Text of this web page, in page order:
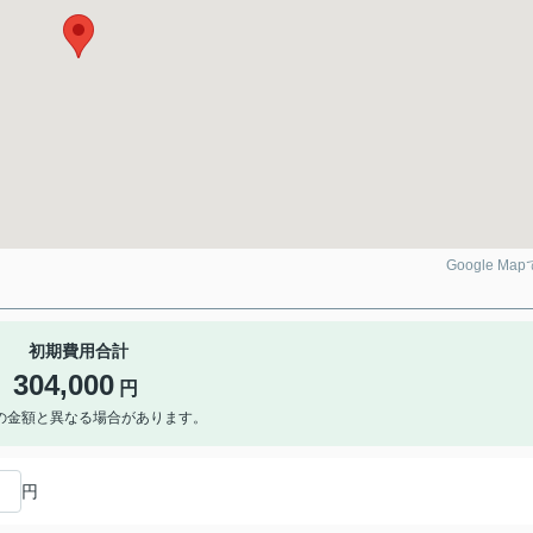
Google Map
初期費用合計
304,000 円
額と異なる場合があります。
円